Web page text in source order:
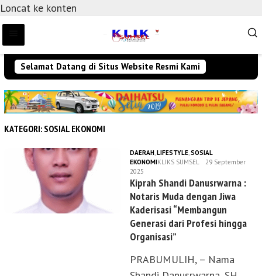
Loncat ke konten
Selamat Datang di Situs Website Resmi Kami
KATEGORI: SOSIAL EKONOMI
DAERAH,LIFESTYLE,SOSIAL
EKONOMIKLIKS SUMSEL
29 September
2025
Kiprah Shandi Danusrwarna :
Notaris Muda dengan Jiwa
Kaderisasi “Membangun
Generasi dari Profesi hingga
Organisasi”
PRABUMULIH, – Nama